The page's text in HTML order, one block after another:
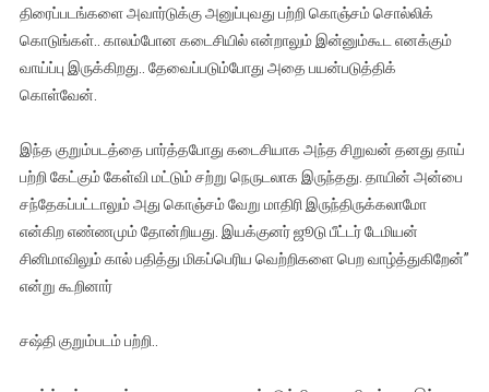
திரைப்படங்களை அவார்டுக்கு அனுப்புவது பற்றி கொஞ்சம் சொல்லிக்
கொடுங்கள்.. காலம்போன கடைசியில் என்றாலும் இன்னும்கூட எனக்கும்
வாய்ப்பு இருக்கிறது.. தேவைப்படும்போது அதை பயன்படுத்திக்
கொள்வேன்.
இந்த குறும்படத்தை பார்த்தபோது கடைசியாக அந்த சிறுவன் தனது தாய்
பற்றி கேட்கும் கேள்வி மட்டும் சற்று நெருடலாக இருந்தது. தாயின் அன்பை
சந்தேகப்பட்டாலும் அது கொஞ்சம் வேறு மாதிரி இருந்திருக்கலாமோ
என்கிற எண்ணமும் தோன்றியது. இயக்குனர் ஜூடு பீட்டர் டேமியன்
சினிமாவிலும் கால் பதித்து மிகப்பெரிய வெற்றிகளை பெற வாழ்த்துகிறேன்”
என்று கூறினார்
சஷ்தி குறும்படம் பற்றி..